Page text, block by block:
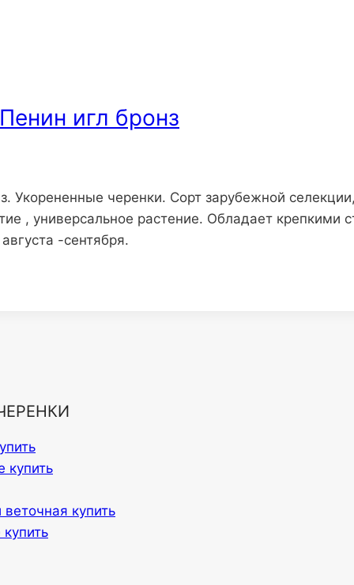
игл бронз
Укорененные черенки. Сорт зарубежной
, универсальное растение. Обладает крепкими
-сентября.
купить
купить